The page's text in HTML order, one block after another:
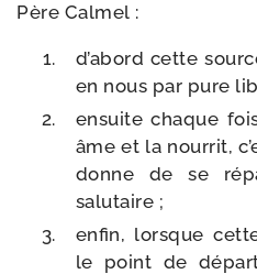
Père Calmel :
d’abord cette
en nous par pure
ensuite chaque
âme et la nour­rit,
donne de se
salutaire ;
enfin, lorsque
le point de